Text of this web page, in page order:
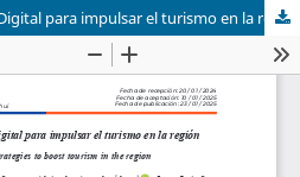
Estrategias de Marketing Digital para impulsar el turismo en la región